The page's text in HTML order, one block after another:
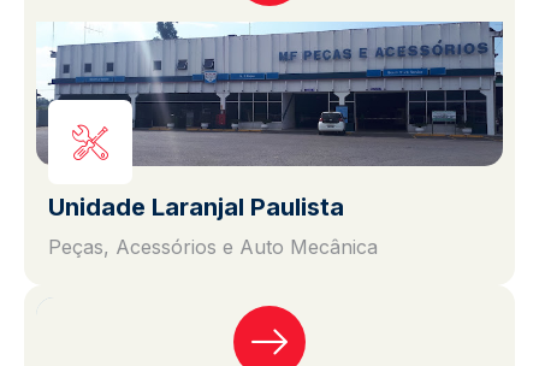
Unidade Laranjal Paulista
Peças, Acessórios e Auto Mecânica